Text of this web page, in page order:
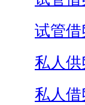
试管借
私人供
私人